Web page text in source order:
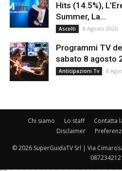
Hits (14.5%),
Summer, La...
Ascolti 8 Agosto 2026
Programmi TV
sabato 8 agosto
Anticipazioni Tv 8
Chi siamo Lo staff Contatta
Disclaimer
© 2026 SuperGuidaTV Srl | Via